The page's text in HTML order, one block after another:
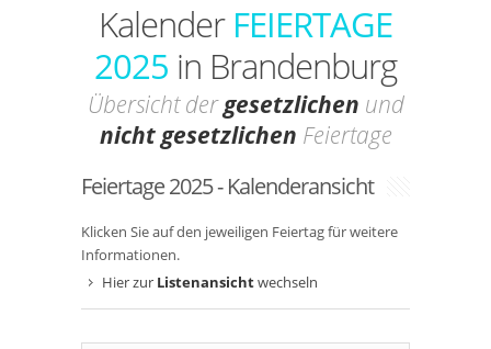
Kalender FEIERTAGE
2025 in Brandenburg
Übersicht dergesetzlichen und
nicht gesetzlichen Feiertage
Feiertage 2025 - Kalenderansicht
Klicken Sie auf den jeweiligen Feiertag für weitere
Informationen.
Hier zur Listenansichtwechseln